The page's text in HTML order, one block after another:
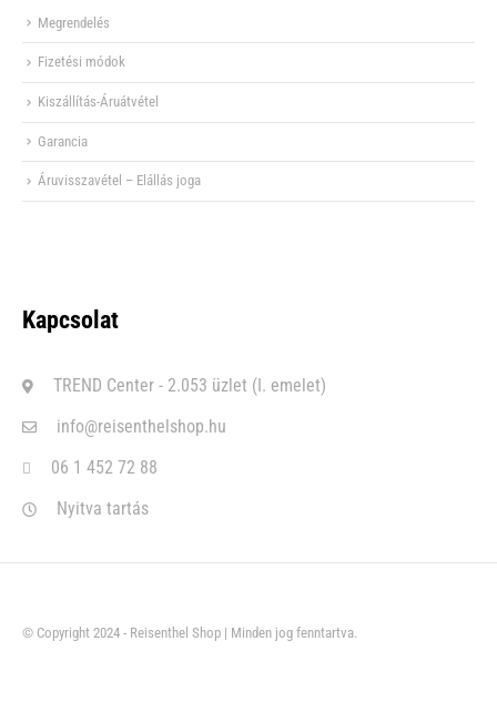
Megrendelés
Fizetési módok
Kiszállítás-Áruátvétel
Garancia
Áruvisszavétel – Elállás joga
Kapcsolat
TREND Center - 2.053 üzlet (I. emelet)
info@reisenthelshop.hu
06 1 452 72 88
Nyitva tartás
© Copyright 2024 - Reisenthel Shop | Minden jog fenntartva.